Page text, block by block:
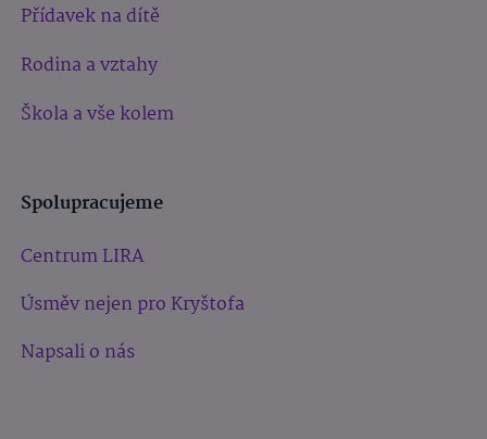
Přídavek na dítě
Rodina a vztahy
Škola a vše kolem
Spolupracujeme
Centrum LIRA
Úsměv nejen pro Kryštofa
Napsali o nás